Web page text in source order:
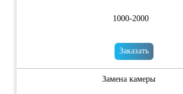
1000-2000
Заказать
Замена камеры